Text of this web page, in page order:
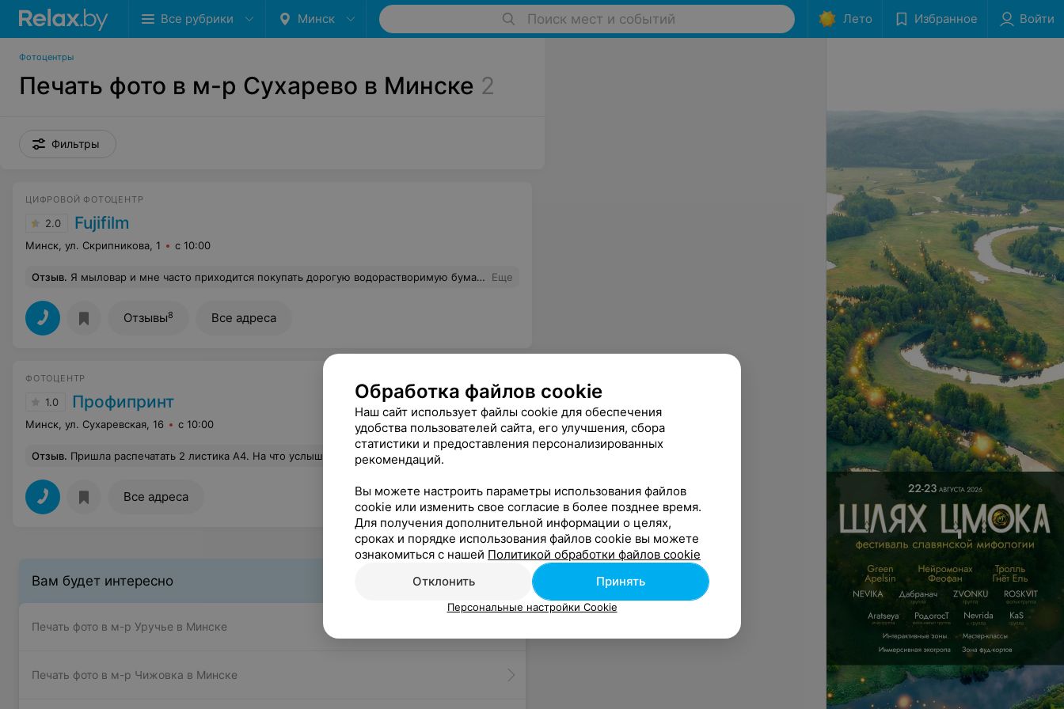
Все рубрики Минск Поиск мест и событий Лето Избранное Войти
Фотоцентры
Печать фото в м-р Сухарево в Минске 2
Фильтры
ЦИФРОВОЙ ФОТОЦЕНТР
2.0 Fujifilm
Минск, ул. Скрипникова, 1 с 10:00
Отзыв. Я мыловар и мне часто приходится покупать дорогую водорастворимую бумагу для мыла, всегда обращалась в фотоцентр по ул. Скрипникова 1 для нанесения на ней рисунка, всегда все было отлично. Мало того, что очень долго сегодня не могли разобраться с печатью, так и когда распечатали, то рисунок оказался черно-белым, хотя должен был быть цветной...мне всегда распечатывали в цвете, и сегодня на мой вопрос "а почему черно-белый?" надо мной посмеялись и спросили в ответ "а вы меня просили распечатать в цвете?" На мое замечание, что это же логично, если рисунок цветной, значит и на бумаге должен быть идентичным, мне ответили: "Девушка, что Вы тут цирк мне устраиваете?" Разве можно так относиться к клиентам? Даже не столько жалко потраченных впустую денег на водорастворимую бумагу, сколько обидно, что меня так при людях обсмеяли. Еще
Отзывы8 Все адреса
ФОТОЦЕНТР
1.0 Профипринт
Минск, ул. Сухаревская, 16 с 10:00
Отзыв. Пришла распечатать 2 листика А4. На что услышала ответ: вообще-то мы сейчас заняты, минут 10 ждите Прием вдвоём там сидят! Я понимаю, 5 если б там человек стоял и ждал, но там никого не было.
Все адреса
Вам будет интересно
Печать фото в м-р Уручье в Минске
Печать фото в м-р Чижовка в Минске
Обработка файлов cookie
Наш сайт использует файлы cookie для обеспечения
удобства пользователей сайта, его улучшения, сбора
статистики и предоставления персонализированных
рекомендаций.
Вы можете настроить параметры использования файлов
cookie или изменить свое согласие в более позднее время.
Для получения дополнительной информации о целях,
сроках и порядке использования файлов cookie вы можете
ознакомиться с нашей Политикой обработки файлов cookie
Отклонить
Принять
Персональные настройки Cookie